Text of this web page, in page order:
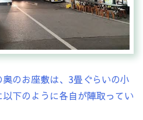
のお座敷は、3畳ぐらいの小
下のように各自が陣取ってい